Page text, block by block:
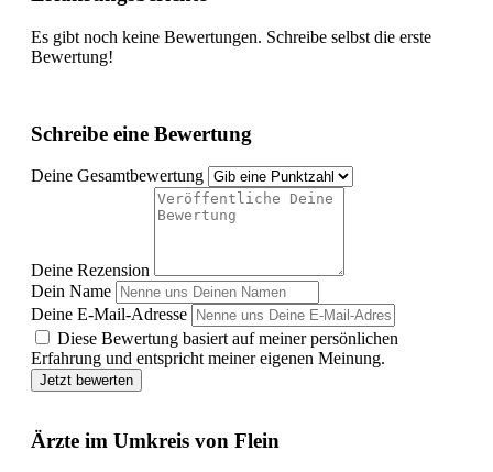
Es gibt noch keine Bewertungen. Schreibe selbst die erste
Bewertung!
Schreibe eine Bewertung
Deine Gesamtbewertung
Deine Rezension
Dein Name
Deine E-Mail-Adresse
Diese Bewertung basiert auf meiner persönlichen
Erfahrung und entspricht meiner eigenen Meinung.
Jetzt bewerten
Ärzte im Umkreis von Flein